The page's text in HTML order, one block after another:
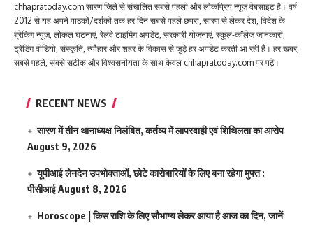
chhapratoday.com सारण जिले से संचालित सबसे पहली और लोकप्रिय न्यूज़ वेबसाइट है। वर्ष
2012 से यह अपने पाठकों/दर्शकों तक हर दिन सबसे पहले छपरा, सारण से लेकर देश, विदेश के
ब्रेकिंग न्यूज़, लोकल घटनाएं, रेलवे टाइमिंग अपडेट, सरकारी योजनाएं, स्कूल-कॉलेज जानकारी,
ट्रेंडिंग वीडियो, संस्कृति, त्यौहार और शहर के विकास से जुड़े हर अपडेट करती आ रही है। हर खबर,
सबसे पहले, सबसे सटीक और विश्वसनीयता के साथ केवल chhapratoday.com पर पढ़ें।
RECENT NEWS
सारण में तीन थानाध्यक्ष निलंबित, कर्तव्य में लापरवाही एवं शिथिलता का आरोप
August 9, 2026
यूपीआई लेनदेन उपभोक्ताओं, छोटे कारोबारियों के लिए बना रहेगा मुफ्त :
पीसीआईAugust 8, 2026
Horoscope | किस राशि के लिए सौभाग्य लेकर आया है आज का दिन, जानें